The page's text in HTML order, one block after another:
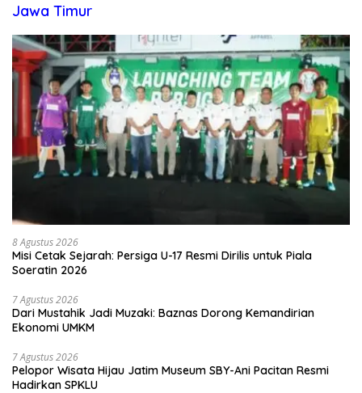
Jawa Timur
8 Agustus 2026
Misi Cetak Sejarah: Persiga U-17 Resmi Dirilis untuk Piala
Soeratin 2026
7 Agustus 2026
Dari Mustahik Jadi Muzaki: Baznas Dorong Kemandirian
Ekonomi UMKM
7 Agustus 2026
Pelopor Wisata Hijau Jatim Museum SBY-Ani Pacitan Resmi
Hadirkan SPKLU